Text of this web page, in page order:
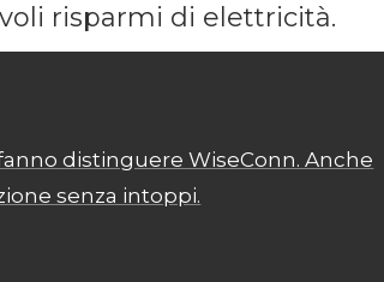
risparmi di elettricità.
distinguere WiseConn. Anche
senza intoppi.